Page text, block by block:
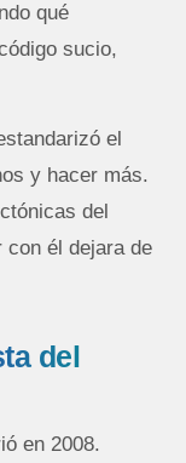
qué
sucio,
el
y hacer más.
del
con él dejara de
del
en 2008.